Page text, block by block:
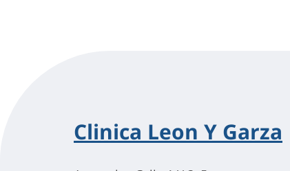
Clinica Leon Y Garza